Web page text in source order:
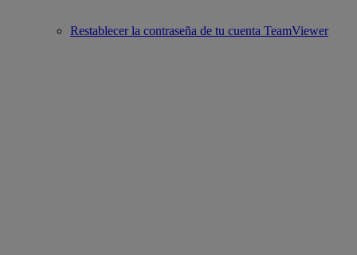
Restablecer la contraseña de tu cuenta TeamViewer